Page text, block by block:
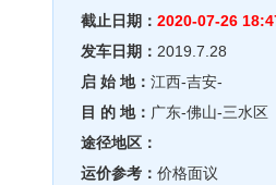
截止日期： 2020-07-26
发车日期： 2019.7.28
启 始 地： 江西-吉安-
目 的 地： 广东-佛山-三水区
途径地区：
运价参考： 价格面议